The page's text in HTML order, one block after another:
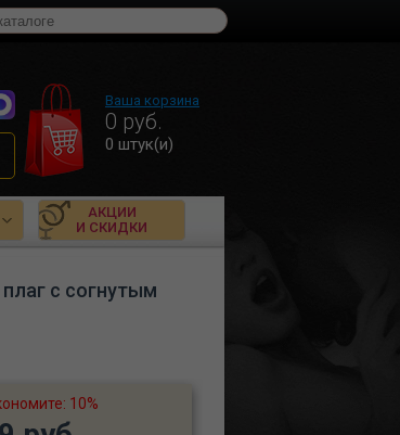
Ваша корзина
0 руб.
0 штук(и)
АКЦИИ
И СКИДКИ
с согнутым
10%